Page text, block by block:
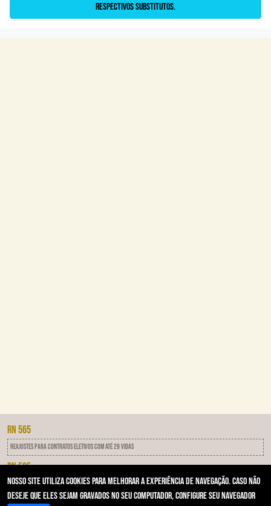
respectivos substitutos.
RN 565
Reajustes para contratos eletivos com até 29 vidas
RN 505
IDSS - Programa de qualificação das operadoras
Nosso site utiliza cookies para melhorar a experiência de navegação. Caso não
deseje que eles sejam gravados no seu computador, configure seu navegador